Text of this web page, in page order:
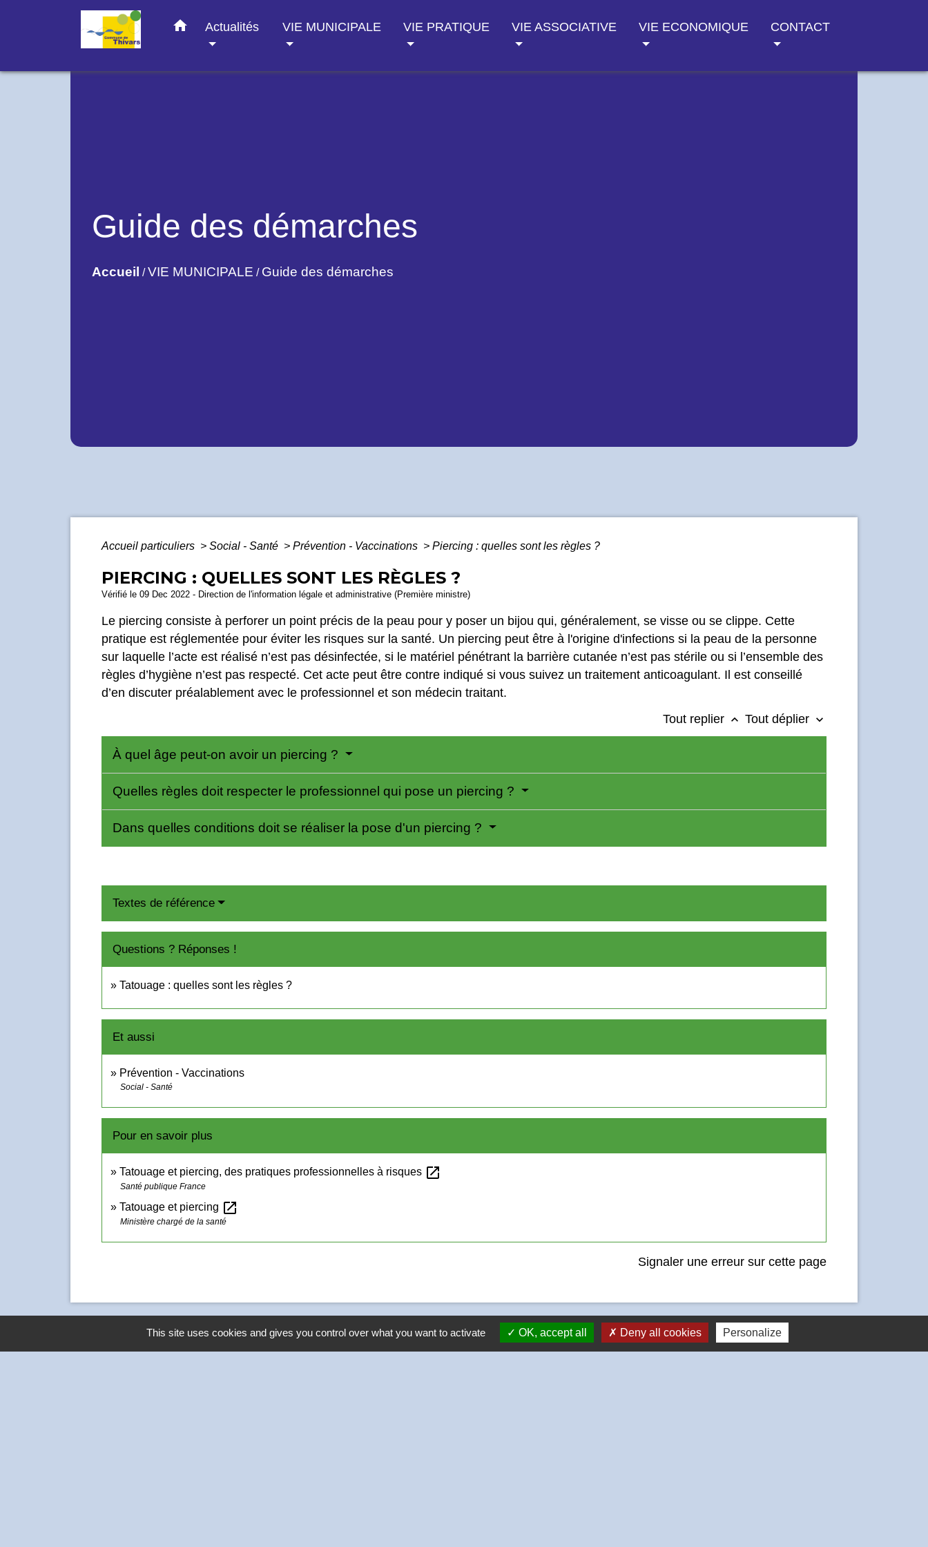
home Actualités VIE MUNICIPALE VIE PRATIQUE VIE ASSOCIATIVE VIE ECONOMIQUE CONTACT
Guide des démarches
Accueil /VIE MUNICIPALE / Guide des démarches
Accueil particuliers > Social - Santé > Prévention - Vaccinations > Piercing : quelles sont les règles ?
PIERCING : QUELLES SONT LES RÈGLES ?
Vérifié le 09 Dec 2022 - Direction de l'information légale et administrative (Première ministre)
Le piercing consiste à perforer un point précis de la peau pour y poser un bijou qui, généralement, se visse ou se clippe. Cette
pratique est réglementée pour éviter les risques sur la santé. Un piercing peut être à l'origine d'infections si la peau de la personne
sur laquelle l’acte est réalisé n’est pas désinfectée, si le matériel pénétrant la barrière cutanée n’est pas stérile ou si l’ensemble des
règles d’hygiène n’est pas respecté. Cet acte peut être contre indiqué si vous suivez un traitement anticoagulant. Il est conseillé
d’en discuter préalablement avec le professionnel et son médecin traitant.
Tout replier keyboard_arrow_up Tout déplier keyboard_arrow_down
À quel âge peut-on avoir un piercing ?
Quelles règles doit respecter le professionnel qui pose un piercing ?
Dans quelles conditions doit se réaliser la pose d'un piercing ?
Textes de référence
Questions ? Réponses !
Tatouage : quelles sont les règles ?
Et aussi
Prévention - Vaccinations
Social - Santé
Pour en savoir plus
Tatouage et piercing, des pratiques professionnelles à risques open_in_new
Santé publique France
Tatouage et piercing open_in_new
Ministère chargé de la santé
Signaler une erreur sur cette page
This site uses cookies and gives you control over what you want to activate OK, accept all Deny all cookies Personalize